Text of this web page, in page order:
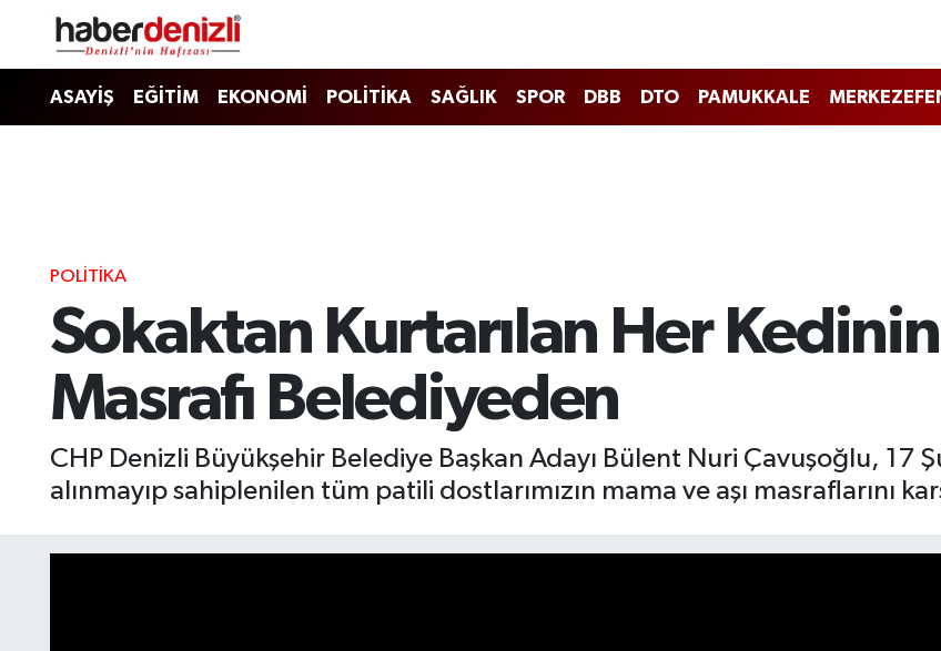
ASAYİŞ EĞİTİM EKONOMİ POLİTİKA SAĞLIK SPOR DBB DTO PAMUKKALE
POLİTİKA
Sokaktan Kurtarılan Her
Masrafı Belediyeden
CHP Denizli Büyükşehir Belediye Başkan Adayı Bülent Nuri Çavuşoğlu, 17
alınmayıp sahiplenilen tüm patili dostlarımızın mama ve aşı masraflarını
Denizli Nöbetçi Eczaneler
Tüm Manşetler
Haber Arşivi